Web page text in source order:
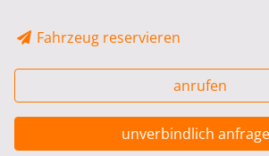
Fahrzeug reservieren
anrufen
unverbindlich